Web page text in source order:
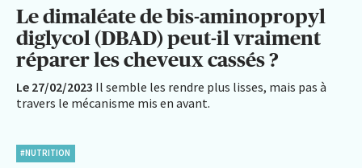
Le dimaléate de bis-aminopropyl
diglycol (DBAD) peut-il vraiment
réparer les cheveux cassés ?
Le 27/02/2023 Il semble les rendre plus lisses, mais pas à
travers le mécanisme mis en avant.
#NUTRITION